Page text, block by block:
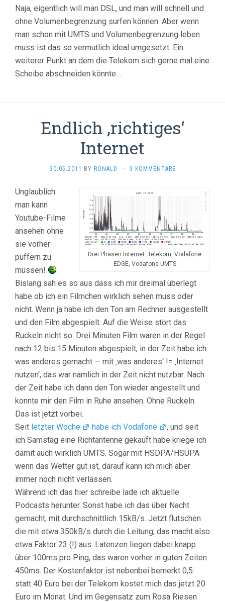
Naja, eigentlich will man DSL, und man will schnell und
ohne Volumenbegrenzung surfen können. Aber wenn
man schon mit UMTS und Volumenbegrenzung leben
muss ist das so vermutlich ideal umgesetzt. Ein
weiterer Punkt an dem die Telekom sich gerne mal eine
Scheibe abschneiden könnte…
Endlich ‚richtiges‘
Internet
30.05.2011 BY RONALD · 3 KOMMENTARE
Drei Phasen Internet: Telekom, Vodafone
EDGE, Vodafone UMTS
Unglaublich:
man kann
Youtube-Filme
ansehen ohne
sie vorher
puffern zu
müssen!
Bislang sah es so aus dass ich mir dreimal überlegt
habe ob ich ein Filmchen wirklich sehen muss oder
nicht. Wenn ja habe ich den Ton am Rechner ausgestellt
und den Film abgespielt. Auf die Weise stört das
Ruckeln nicht so. Drei Minuten Film waren in der Regel
nach 12 bis 15 Minuten abgespielt, in der Zeit habe ich
was anderes gemacht — mit ‚was anderes‘ != ‚Internet
nutzen‘, das war nämlich in der Zeit nicht nutzbar. Nach
der Zeit habe ich dann den Ton wieder angestellt und
konnte mir den Film in Ruhe ansehen. Ohne Ruckeln.
Das ist jetzt vorbei.
Seit letzter Woche habe ich Vodafone
, und seit
ich Samstag eine Richtantenne gekauft habe kriege ich
damit auch wirklich UMTS. Sogar mit HSDPA/HSUPA
wenn das Wetter gut ist, darauf kann ich mich aber
immer noch nicht verlassen.
Während ich das hier schreibe lade ich aktuelle
Podcasts herunter. Sonst habe ich das über Nacht
gemacht, mit durchschnittlich 15kB/s. Jetzt flutschen
die mit etwa 350kB/s durch die Leitung, das macht also
etwa Faktor 23 (!) aus. Latenzen liegen dabei knapp
über 100ms pro Ping, das waren vorher in guten Zeiten
450ms. Der Kostenfaktor ist nebenbei bemerkt 0,5:
statt 40 Euro bei der Telekom kostet mich das jetzt 20
Euro im Monat. Und im Gegensatz zum Rosa Riesen